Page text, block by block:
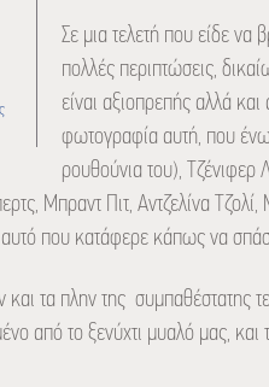
Σε μια τελετή που είδε να
πολλές περιπτώσεις,
είναι αξιοπρεπής αλλά
φωτογραφία αυτή, που
ρουθούνια του), Τζένιφερ
Μπραντ Πιτ, Αντζελίνα
που κατάφερε κάπως να
τα πλην της συμπαθέστατης
από το ξενύχτι μυαλό μας,